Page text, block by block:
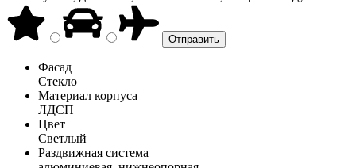
Фасад
Стекло
Материал корпуса
ЛДСП
Цвет
Светлый
Раздвижная система